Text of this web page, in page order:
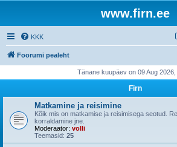
www.firn.ee
KKK
Foorumi pealeht
Tänane kuupäev on 09 Aug 2026,
Firn
Matkamine ja reisimine
Kõik mis on matkamise ja reisimisega seotud.
korraldamine jne.
Moderaator: volli
Teemasid: 25